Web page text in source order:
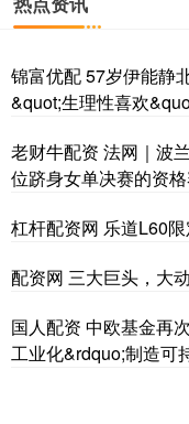
锦富优配 57岁伊能静
&quot;生理性喜欢
老财牛配资 法网｜波
位跻身女单决赛的资
杠杆配资网 乐道L60
配资网 三大巨头，大
国人配资 中欧基金再
工业化&rdquo;制造可